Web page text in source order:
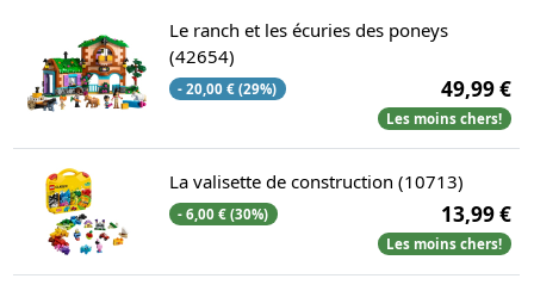
Le ranch et les écuries des poneys
(42654)
- 20,00 € (29%) 49,99 €
Les moins chers!
La valisette de construction (10713)
- 6,00 € (30%) 13,99 €
Les moins chers!